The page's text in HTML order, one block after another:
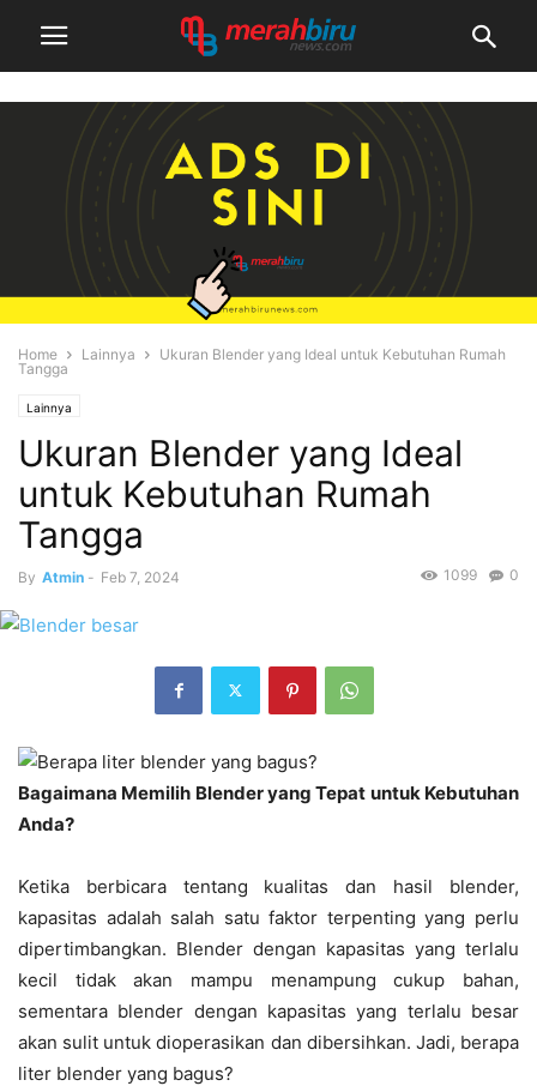
Home Lainnya
Ukuran Blender yang Ideal untuk Kebutuhan Rumah
Tangga
Lainnya
Ukuran Blender yang Ideal
untuk Kebutuhan Rumah
Tangga
By Atmin - Feb 7, 2024 0
1099
Bagaimana Memilih Blender yang Tepat untuk Kebutuhan
Anda?
Ketika berbicara tentang kualitas dan hasil blender,
kapasitas adalah salah satu faktor terpenting yang perlu
dipertimbangkan. Blender dengan kapasitas yang terlalu
kecil tidak akan mampu menampung cukup bahan,
sementara blender dengan kapasitas yang terlalu besar
akan sulit untuk dioperasikan dan dibersihkan. Jadi, berapa
liter blender yang bagus?